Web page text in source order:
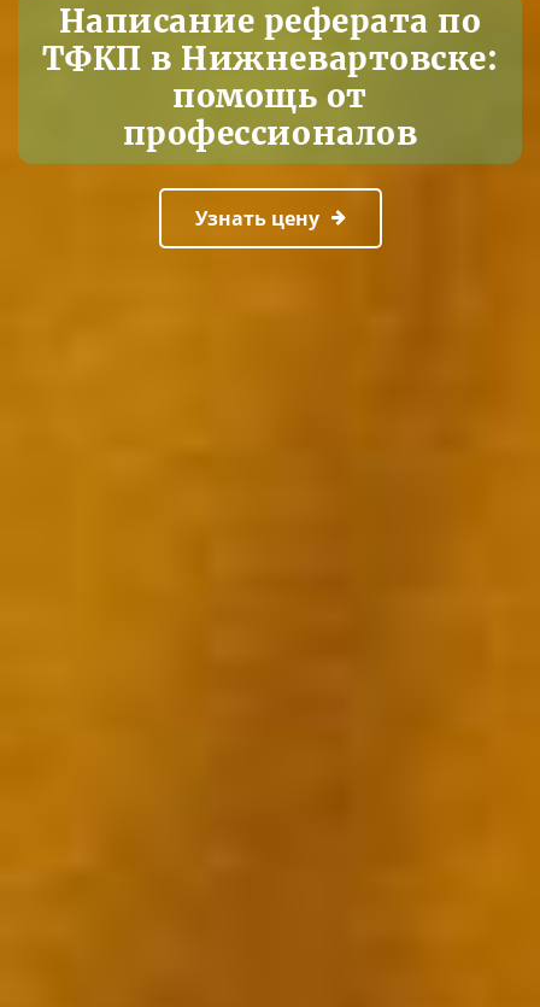
Написание реферата по
ТФКП в Нижневартовске:
помощь от
профессионалов
Узнать цену